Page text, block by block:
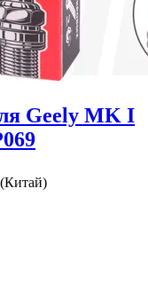
Geely MK I